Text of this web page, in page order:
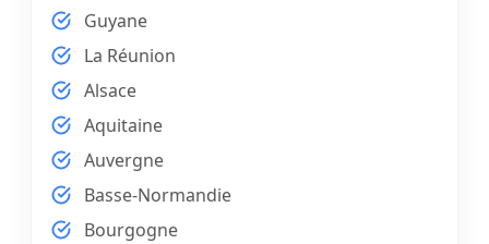
Guyane
La Réunion
Alsace
Aquitaine
Auvergne
Basse-Normandie
Bourgogne